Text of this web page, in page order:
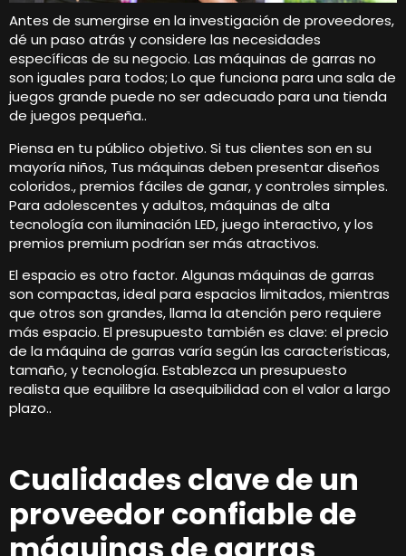
Antes de sumergirse en la investigación de proveedores,
dé un paso atrás y considere las necesidades
específicas de su negocio. Las máquinas de garras no
son iguales para todos; Lo que funciona para una sala de
juegos grande puede no ser adecuado para una tienda
de juegos pequeña..
Piensa en tu público objetivo. Si tus clientes son en su
mayoría niños, Tus máquinas deben presentar diseños
coloridos., premios fáciles de ganar, y controles simples.
Para adolescentes y adultos, máquinas de alta
tecnología con iluminación LED, juego interactivo, y los
premios premium podrían ser más atractivos.
El espacio es otro factor. Algunas máquinas de garras
son compactas, ideal para espacios limitados, mientras
que otros son grandes, llama la atención pero requiere
más espacio. El presupuesto también es clave: el precio
de la máquina de garras varía según las características,
tamaño, y tecnología. Establezca un presupuesto
realista que equilibre la asequibilidad con el valor a largo
plazo..
Cualidades clave de un
proveedor confiable de